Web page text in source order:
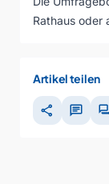
Rathaus oder
Artikel teilen
share chat